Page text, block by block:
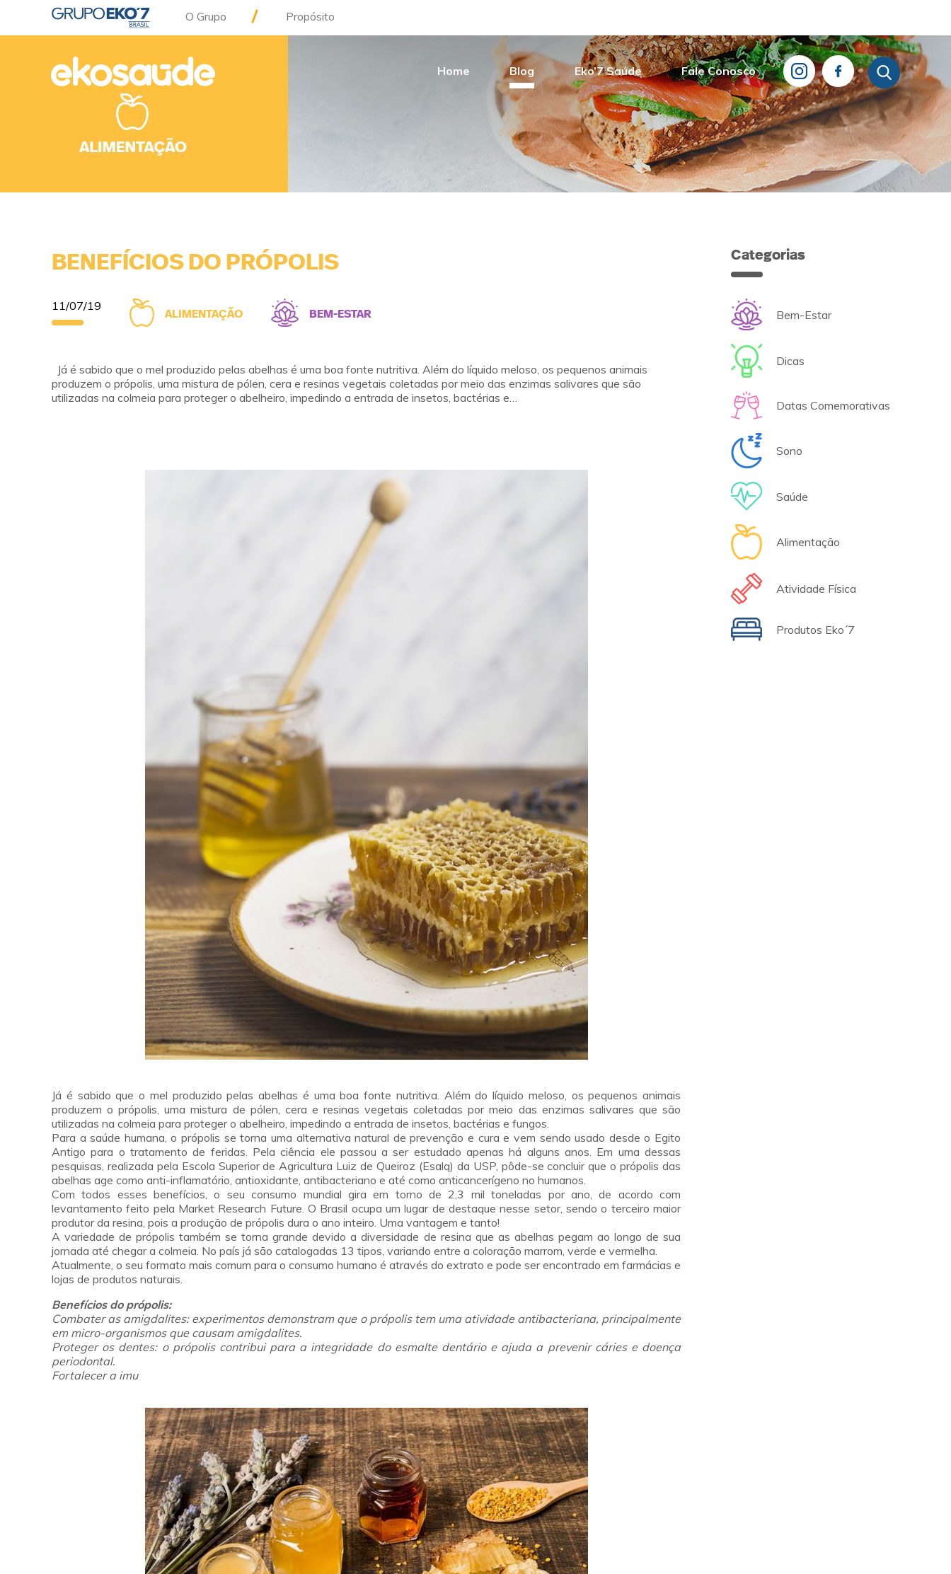
O Grupo Propósito
Home Blog Eko’7 Saúde Fale Conosco
BENEFÍCIOS DO PRÓPOLIS
11/07/19 ALIMENTAÇÃO BEM-ESTAR
Já é sabido que o mel produzido pelas abelhas é uma boa fonte nutritiva. Além do líquido meloso, os pequenos animais
produzem o própolis, uma mistura de pólen, cera e resinas vegetais coletadas por meio das enzimas salivares que são
utilizadas na colmeia para proteger o abelheiro, impedindo a entrada de insetos, bactérias e…
Já é sabido que o mel produzido pelas abelhas é uma boa fonte nutritiva. Além do líquido meloso, os pequenos animais
produzem o própolis, uma mistura de pólen, cera e resinas vegetais coletadas por meio das enzimas salivares que são
utilizadas na colmeia para proteger o abelheiro, impedindo a entrada de insetos, bactérias e fungos.
Para a saúde humana, o própolis se torna uma alternativa natural de prevenção e cura e vem sendo usado desde o Egito
Antigo para o tratamento de feridas. Pela ciência ele passou a ser estudado apenas há alguns anos. Em uma dessas
pesquisas, realizada pela Escola Superior de Agricultura Luiz de Queiroz (Esalq) da USP, pôde-se concluir que o própolis das
abelhas age como anti-inflamatório, antioxidante, antibacteriano e até como anticancerígeno no humanos.
Com todos esses benefícios, o seu consumo mundial gira em torno de 2,3 mil toneladas por ano, de acordo com
levantamento feito pela Market Research Future. O Brasil ocupa um lugar de destaque nesse setor, sendo o terceiro maior
produtor da resina, pois a produção de própolis dura o ano inteiro. Uma vantagem e tanto!
A variedade de própolis também se torna grande devido a diversidade de resina que as abelhas pegam ao longo de sua
jornada até chegar a colmeia. No país já são catalogadas 13 tipos, variando entre a coloração marrom, verde e vermelha.
Atualmente, o seu formato mais comum para o consumo humano é através do extrato e pode ser encontrado em farmácias e
lojas de produtos naturais.
Benefícios do própolis:
Combater as amigdalites: experimentos demonstram que o própolis tem uma atividade antibacteriana, principalmente
em micro-organismos que causam amigdalites.
Proteger os dentes: o própolis contribui para a integridade do esmalte dentário e ajuda a prevenir cáries e doença
periodontal.
Fortalecer a imu
Categorias
Bem-Estar
Dicas
Datas Comemorativas
Sono
Saúde
Alimentação
Atividade Física
Produtos Eko´7